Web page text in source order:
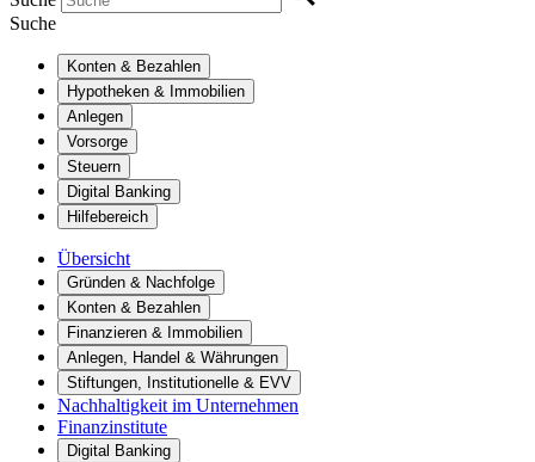
Suche
Konten & Bezahlen
Hypotheken & Immobilien
Anlegen
Vorsorge
Steuern
Digital Banking
Hilfebereich
Übersicht
Gründen & Nachfolge
Konten & Bezahlen
Finanzieren & Immobilien
Anlegen, Handel & Währungen
Stiftungen, Institutionelle & EVV
Nachhaltigkeit im Unternehmen
Finanzinstitute
Digital Banking